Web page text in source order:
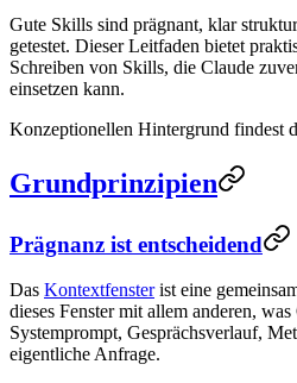
Gute Skills sind prägnant, klar
getestet. Dieser Leitfaden bietet
Schreiben von Skills, die Claude
einsetzen kann.
Konzeptionellen Hintergrund findest
Grundprinzipien
Prägnanz ist entscheidend
Das Kontextfensterist eine
dieses Fenster mit allem anderen,
Systemprompt, Gesprächsverlauf,
eigentliche Anfrage.